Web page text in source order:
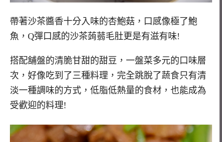
帶著沙茶醬香十分入味的杏鮑菇，口感像極了鮑
魚，Q彈口感的沙茶蒟蒻毛肚更是有滋有味!
搭配舖盤的清脆甘甜的甜豆，一盤菜多元的口味層
次，好像吃到了三種料理，完全跳脫了蔬食只有清
淡一種調味的方式，低脂低熱量的食材，也能成為
受歡迎的料理!